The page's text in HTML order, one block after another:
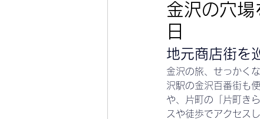
観光モデルコース熱海
金沢の穴
日
地元商店街を
金沢の旅、せっかく
沢駅の金沢百番街も
や、片町の「片町き
スや徒歩でアクセス